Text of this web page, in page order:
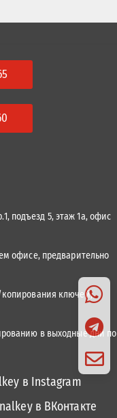
подъезд 5, этаж 1а, офис
офисе, предварительно
ключей,
в выходные дни по
в Instagram
в ВКонтакте